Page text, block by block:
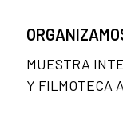
MUESTRA
Y FILMOTECA